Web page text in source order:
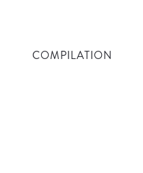
COMPILATION